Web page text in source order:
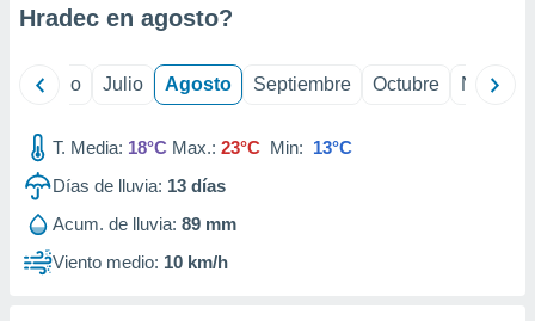
Hradec en agosto?
Junio Julio Agosto Septiembre Octubre
T. Media: 18°C Max.: 23°C Min: 13°C
Días de lluvia: 13 días
Acum. de lluvia: 89 mm
Viento medio: 10 km/h